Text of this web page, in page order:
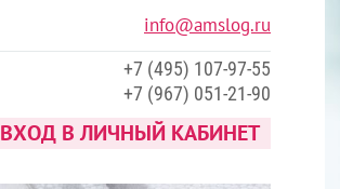
info@amslog.ru
+7 (495) 107-97-55
+7 (967) 051-21-90
ВХОД В ЛИЧНЫЙ КАБИНЕТ